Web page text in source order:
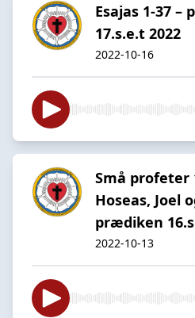
Esajas 1-37 –
17.s.e.t 2022
2022-10-16
Små profeter
Hoseas, Joel
prædiken
2022-10-13